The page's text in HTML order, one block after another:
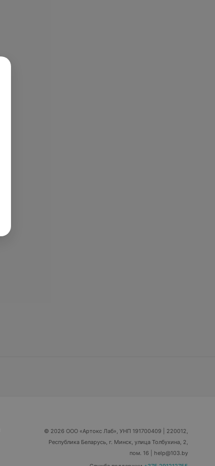
© 2026 ООО «Артокс Лаб», УНП 191700409 | 220012,
Республика Беларусь, г. Минск, улица Толбухина, 2,
пом. 16 | help@103.by